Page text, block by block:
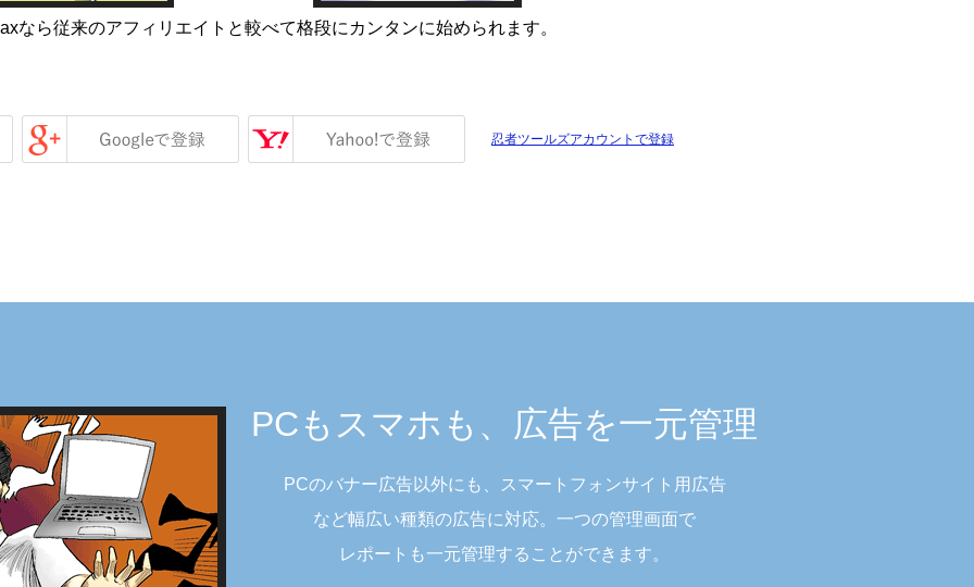
なら従来のアフィリエイトと較べて格段にカンタンに始められます。
忍者ツールズアカウントで登録
PCもスマホも、広告を一元管理
PCのバナー広告以外にも、スマートフォンサイト用広告
など幅広い種類の広告に対応。一つの管理画面で
レポートも一元管理することができます。